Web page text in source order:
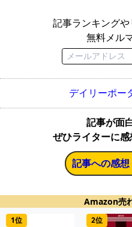
記事ランキングや
無料メル
デイリーポ
記事が面
ぜひライターに
記事への感
Amazon売
1位 2位